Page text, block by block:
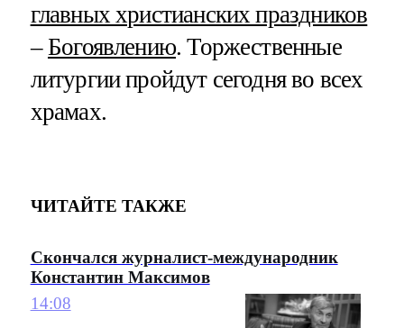
главных христианских праздников
–Богоявлению. Торжественные
литургии пройдут сегодня во всех
храмах.
ЧИТАЙТЕ ТАКЖЕ
Скончался журналист-международник
Константин Максимов
14:08